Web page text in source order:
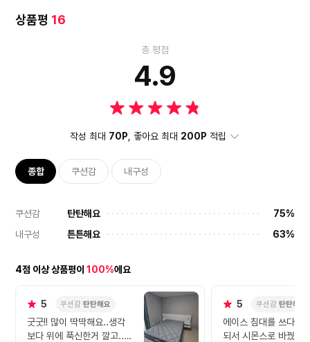
상품평 16
총 평점
4.9
작성 최대 70P , 좋아요 최대 200P 적립
종합 쿠션감 내구성
쿠션감 탄탄해요
75%
내구성
튼튼해요 63%
4점 이상 상품평이 100%에요
5 쿠션감 탄탄해요
굿굿!! 많이 딱딱해요..생각
보다 위에 푹신한거 깔고..이
5 쿠션감 탄탄해요
에이스 침대를 쓰다가
되서 시몬스로 바꿨습